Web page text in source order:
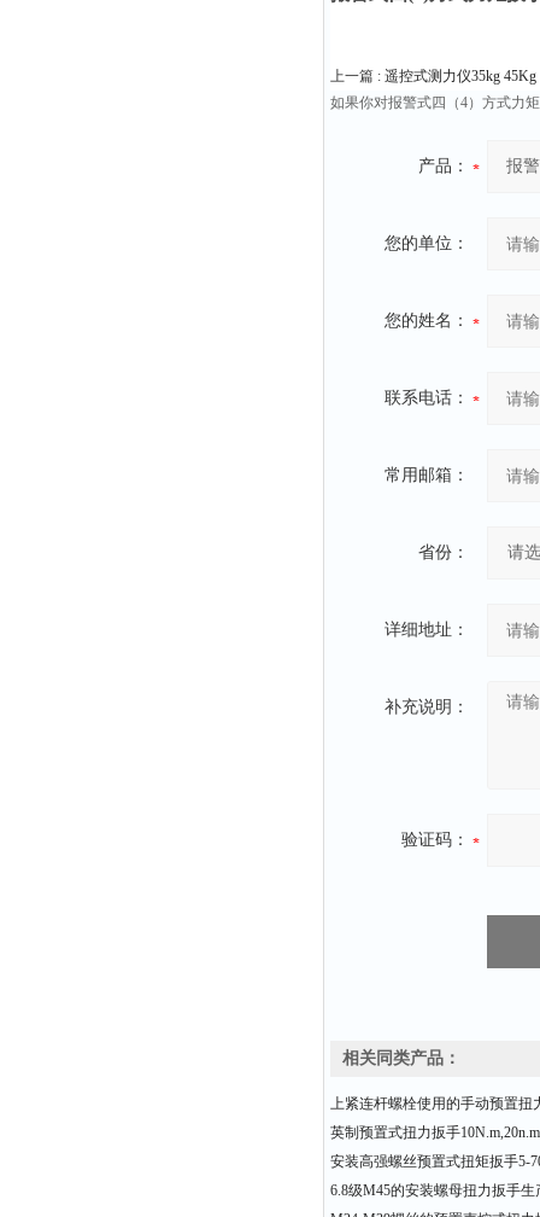
上一篇 : 遥控式测力仪35kg 45Kg
如果你对报警式四（4）方式力
产品：
您的单位：
您的姓名：
联系电话：
常用邮箱：
省份：
详细地址：
补充说明：
验证码：
相关同类产品：
上紧连杆螺栓使用的手动预置扭
英制预置式扭力扳手
安装高强螺丝预置式扭矩扳手5-
6.8级M45的安装螺母扭力扳手生